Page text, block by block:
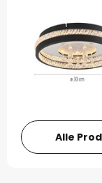
Alle